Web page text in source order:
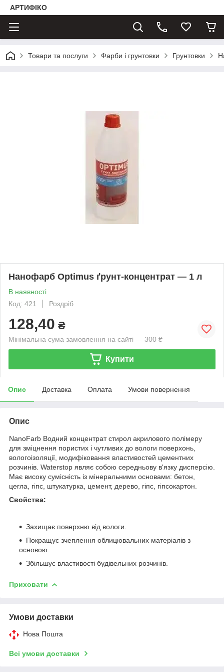
АРТИФІКО
Товари та послуги Фарби і грунтовки Грунтовки
Нанофарб Optimus ґрунт-концентрат — 1 л
В наявності
Код: 421
Роздріб
128,40 ₴
Мінімальна сума замовлення на сайті — 300 ₴
Купити
Опис Доставка Оплата Умови повернення
Опис
NanoFarb Водний концентрат стирол акрилового полімеру
для зміцнення пористих і чутливих до вологи поверхонь,
вологоізоляції, модифіковання властивостей цементних
розчинів. Waterstop являє собою середньову в'язку дисперсію.
Має високу сумісність із мінеральними основами: бетон,
цегла, гіпс, штукатурка, цемент, дерево, гіпс, гіпсокартон.
Свойства:
Захищає поверхню від вологи.
Покращує зчеплення облицювальних матеріалів з
основою.
Збільшує властивості будівельних розчинів.
Приховати
Умови доставки
Нова Пошта
Всі умови доставки